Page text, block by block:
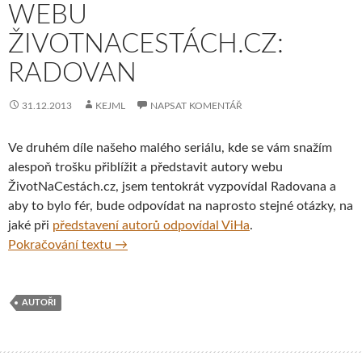
WEBU
ŽIVOTNACESTÁCH.CZ:
RADOVAN
31.12.2013 KEJML NAPSAT KOMENTÁŘ
Ve druhém díle našeho malého seriálu, kde se vám snažím
alespoň trošku přiblížit a představit autory webu
ŽivotNaCestách.cz, jsem tentokrát vyzpovídal Radovana a
aby to bylo fér, bude odpovídat na naprosto stejné otázky, na
jaké při představení autorů odpovídal ViHa.
Pokračování textu Představení autorů webu
→
AUTOŘI